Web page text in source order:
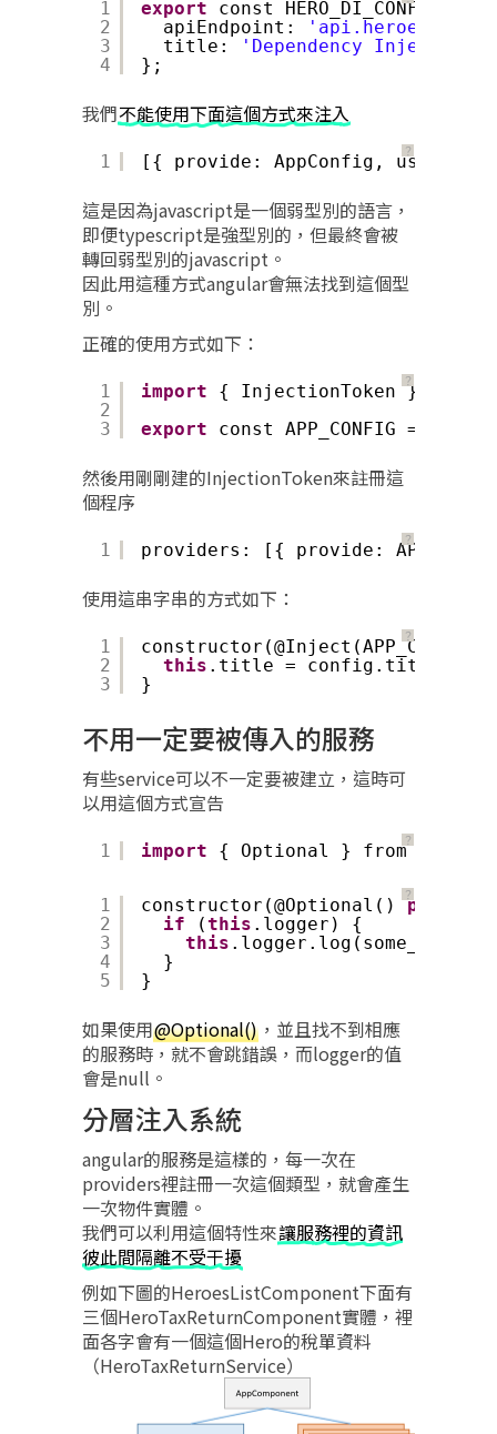
1
2
3
4
export
const HERO_DI_CONFIG:
apiEndpoint:
'api.heroes.com'
title:
'Dependency Injection'
};
我們不能使用下面這個方式來注入
？
1 [{ provide: AppConfig, useValue:
這是因為javascript是一個弱型別的語言，
即便typescript是強型別的，但最終會被
轉回弱型別的javascript。
因此用這種方式angular會無法找到這個型
別。
正確的使用方式如下：
？
1
2
3
import { InjectionToken } from
export
const APP_CONFIG =
然後用剛剛建的InjectionToken來註冊這
個程序
？
1 providers: [{ provide:
使用這串字串的方式如下：
？
1
2
3
this .title = config.title;
}
不用一定要被傳入的服務
有些service可以不一定要被建立，這時可
以用這個方式宣告
？
1 import { Optional } from
？
1
2
3
4
5
constructor(@Optional() private
if
(this .logger) {
this
}
}
如果使用@Optional() ，並且找不到相應
的服務時，就不會跳錯誤，而logger的值
會是null。
分層注入系統
angular的服務是這樣的，每一次在
providers裡註冊一次這個類型，就會產生
一次物件實體。
我們可以利用這個特性來讓服務裡的資訊
彼此間隔離不受干擾
例如下圖的HeroesListComponent下面有
三個HeroTaxReturnComponent實體，裡
面各字會有一個這個Hero的稅單資料
（HeroTaxReturnService）